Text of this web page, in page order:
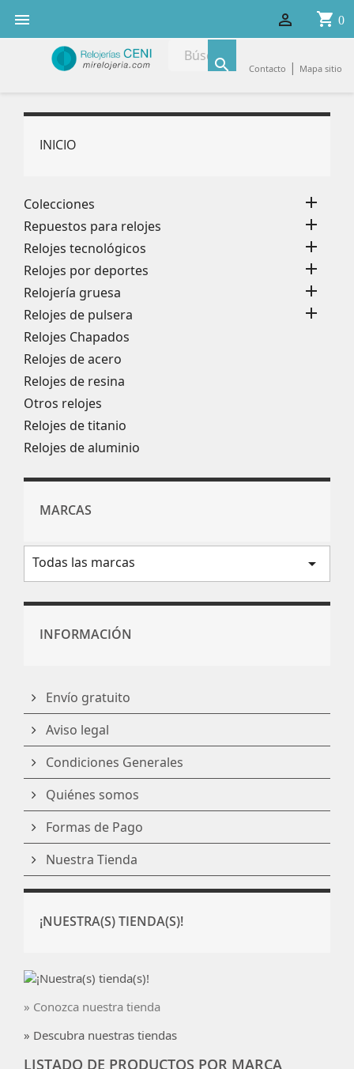
 shopping_cart 0

 Contacto | Mapa sitio
INICIO
Colecciones 
Repuestos para relojes 
Relojes tecnológicos 
Relojes por deportes 
Relojería gruesa 
Relojes de pulsera 
Relojes Chapados
Relojes de acero
Relojes de resina
Otros relojes
Relojes de titanio
Relojes de aluminio
MARCAS
Todas las marcas arrow_drop_down
INFORMACIÓN
Envío gratuito
Aviso legal
Condiciones Generales
Quiénes somos
Formas de Pago
Nuestra Tienda
¡NUESTRA(S) TIENDA(S)!
» Conozca nuestra tienda
» Descubra nuestras tiendas
LISTADO DE PRODUCTOS POR MARCA